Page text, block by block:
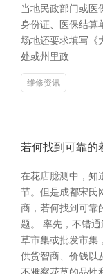
当地民政部门或医
身份证、医保结算
场地还要求填写《
处或州里政
维修资讯
若何找到可靠的
在花店臆测中，知
节。但是成都宋氏
商，若何找到可靠
题。 率先，不错
草市集或批发市集
供货智商、价钱以